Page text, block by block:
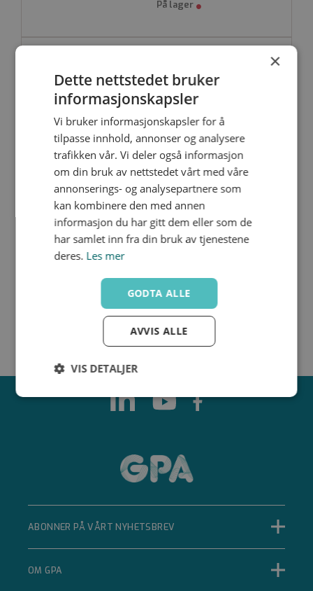
90
63
105
136
5.4
5.8
PF-IFE11-110
160
110
180
140
9.5
10
ABONNER PÅ VÅRT NYHETSBREV
OM GPA
×
Dette nettstedet bruker
informasjonskapsler
Vi bruker informasjonskapsler for å
tilpasse innhold, annonser og analysere
trafikken vår. Vi deler også informasjon
om din bruk av nettstedet vårt med våre
annonserings- og analysepartnere som
kan kombinere den med annen
informasjon du har gitt dem eller som de
har samlet inn fra din bruk av tjenestene
deres. Les mer
GODTA ALLE
AVVIS ALLE
VIS DETALJER
Strengt
nødvendig
Ytelse Målretting
Funksjonalitet Ugradert